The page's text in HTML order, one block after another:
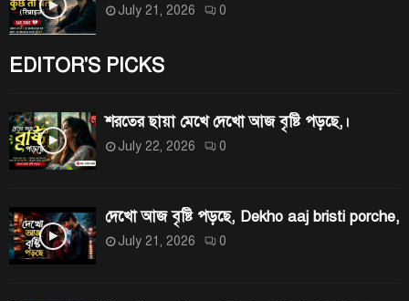
July 21, 2026 0
EDITOR'S PICKS
শরতের ছায়া মেখে দেখো আজ বৃষ্টি পড়ছে,।
July 22, 2026 0
দেখো আজ বৃষ্টি পড়ছে, Dekho aaj bristi porche,
July 21, 2026 0